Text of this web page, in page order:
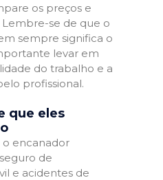
os preços e
Lembre-se de que o
sempre significa o
levar em
do trabalho e a
profissional.
que eles
encanador
de
e acidentes de